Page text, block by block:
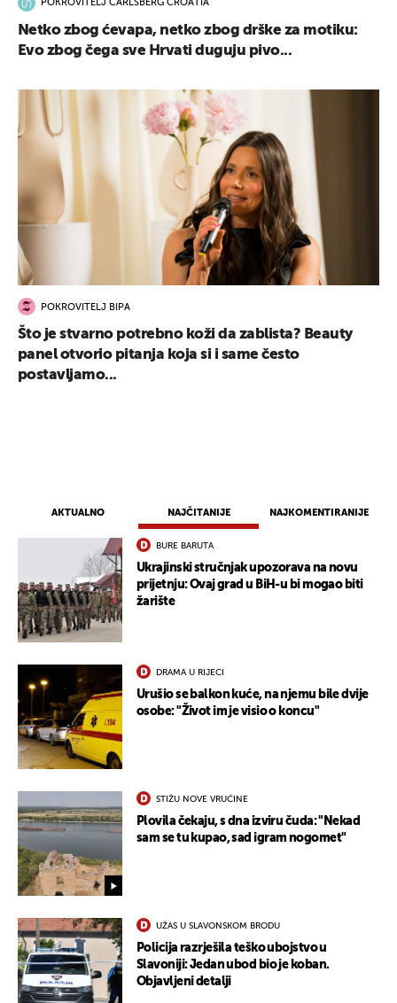
AKTUALNO NAJČITANIJE NAJKOMENTIRANIJE
BURE BARUTA
Ukrajinski stručnjak upozorava na novu
prijetnju: Ovaj grad u BiH-u bi mogao biti
žarište
DRAMA U RIJECI
Urušio se balkon kuće, na njemu bile dvije
osobe: "Život im je visio o koncu"
STIŽU NOVE VRUĆINE
Plovila čekaju, s dna izviru čuda: "Nekad
sam se tu kupao, sad igram nogomet"
UŽAS U SLAVONSKOM BRODU
Policija razrješila teško ubojstvo u
Slavoniji: Jedan ubod bio je koban.
Objavljeni detalji
POKROVITELJ CARLSBERG CROATIA
Netko zbog ćevapa, netko zbog drške za motiku:
Evo zbog čega sve Hrvati duguju pivo...
POKROVITELJ BIPA
Što je stvarno potrebno koži da zablista? Beauty
panel otvorio pitanja koja si i same često
postavljamo...